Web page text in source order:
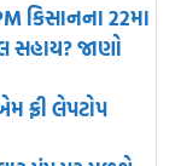
કિસાનના 22મા
સહાય? જાણો
ફ્રી લેપટોપ